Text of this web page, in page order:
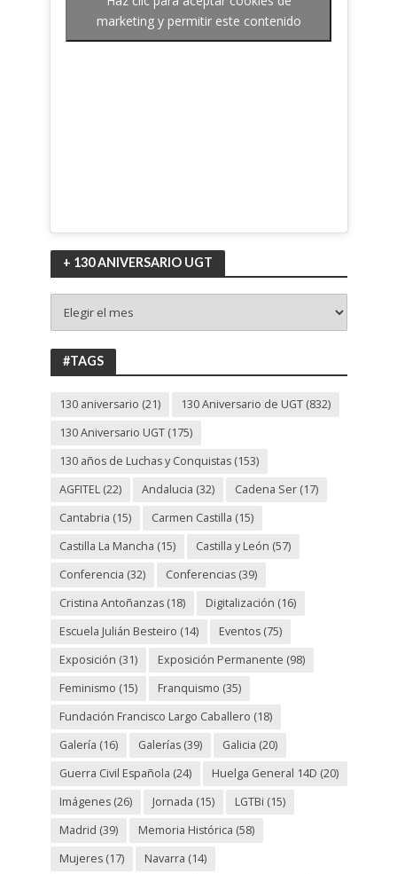
marketing y permitir este contenido
+ 130 ANIVERSARIO UGT
130
ANIVERSARIO
UGT
#TAGS
130 aniversario (21) 130 Aniversario de UGT(832)
130 Aniversario UGT(175)
130 años de Luchas y Conquistas(153)
AGFITEL(22) Andalucia (32) Cadena Ser(17)
Cantabria (15) Carmen Castilla (15)
Castilla La Mancha (15) Castilla y León (57)
Conferencia (32) Conferencias(39)
Cristina Antoñanzas(18) Digitalización (16)
Escuela Julián Besteiro (14) Eventos(75)
Exposición (31) Exposición Permanente (98)
Feminismo (15) Franquismo (35)
Fundación Francisco Largo Caballero (18)
Galería (16) Galerías(39) Galicia (20)
Guerra Civil Española (24) Huelga General 14D (20)
Imágenes(26) Jornada (15) LGTBi (15)
Madrid (39) Memoria Histórica (58)
Mujeres(17) Navarra (14)